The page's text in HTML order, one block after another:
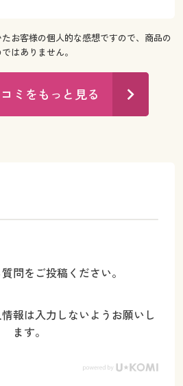
お客様の個人的な感想ですので、商品の
はありません。
ミをもっと見る
問をご投稿ください。
報は入力しないようお願いし
ます。